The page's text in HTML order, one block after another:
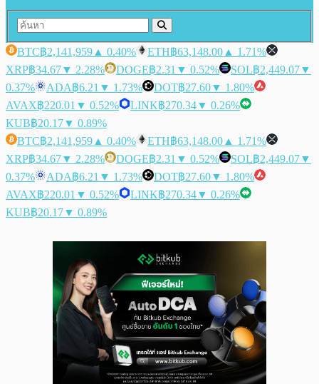
BTC฿2,141,959 ▲ 0.40% ETH฿63,148.00 ▲ 1.71%
XRP฿34.67▼ 2.28% DOGE฿2.31 ▼ 0.52% SOL฿2,449.07▼
0.37%
ADA฿6.21 ▼ 1.73% DOT฿27.60▼ 1.80%
AVAX฿220.01 ▼ 0.52% LINK฿270.34▼ 0.26%
KUB฿20.17▼ 0.89%
BTC฿2,141,959 ▲ 0.40% ETH฿63,148.00 ▲ 1.71%
XRP฿34.67▼ 2.28% DOGE฿2.31 ▼ 0.52% SOL฿2,449.07▼
0.37%
ADA฿6.21 ▼ 1.73% DOT฿27.60▼ 1.80%
AVAX฿220.01 ▼ 0.52% LINK฿270.34▼ 0.26%
KUB฿20.17▼ 0.89%